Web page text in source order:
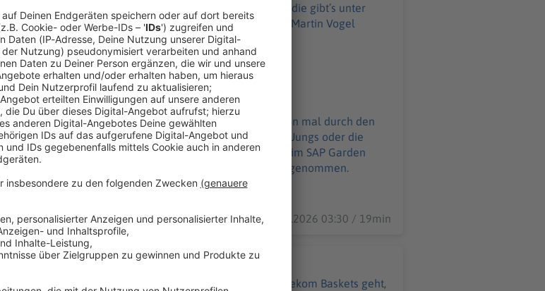
20:30 Uhr) im SAP Garden braucht. Nur Tickets nicht: die gibt’s unter
COURT – das Update schauen Steffen und Martin schon mal durch den
könnt. Egal ob Zitate von Oscar, das neue Outfit unserer Jungs oder die
ihr vor dem Auftakt gegen Alba (Freitag, 20:30 Uhr) im SAP Garden
28.05.2026 aufgenommen.
11.06.2026 03:30 / 19min
langgeht!
und bevor es ab Samstag im SAP Garden gegen die Telekom Baskets geht,